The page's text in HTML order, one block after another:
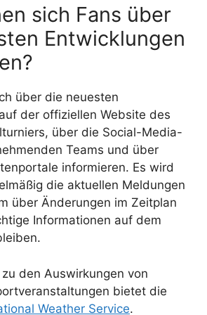
sich Fans über
Entwicklungen
über die neuesten
der offiziellen Website des
über die Social-Media-
Teams und über
informieren. Es wird
die aktuellen Meldungen
über Änderungen im Zeitplan
Informationen auf dem
den Auswirkungen von
bietet die
Weather Service.